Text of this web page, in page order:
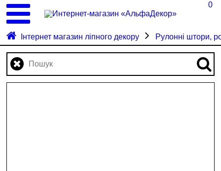
0
Інтернет магазин ліпного декору Рулонні штори,